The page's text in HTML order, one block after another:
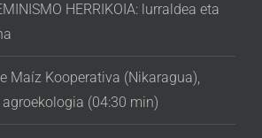
HERRIKOIA: lurraldea eta
Maíz Kooperativa (Nikaragua),
agroekologia (04:30 min)